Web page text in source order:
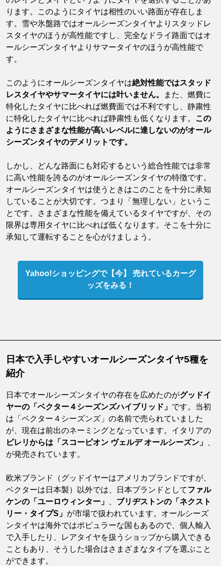
ります。このようにタイヤは相性のいい路面が存在しま
す。雪や氷盤路ではオールシーズンタイヤよりスタッドレ
スタイヤのほうが高性能ですし、完全なドライ路面ではオ
ールシーズンタイヤよりサマータイヤのほうが高性能で
す。
このようにオールシーズンタイヤは絶対性能ではスタッド
レスタイヤやサマータイヤには叶いません。
また、燃費に
特化したタイヤに比べれば燃費面では不利ですし、静粛性
に特化したタイヤに比べれば静粛性も低くなります。
この
ようにさまざまな性能が高いレベルに達しないのがオール
シーズンタイヤのデメリットです。
しかし、どんな路面にも対応するという総合性能では非常
に高い性能を誇るのがオールシーズンタイヤの特徴です。
オールシーズンタイヤは使うときはこのことを十分に承知
していることが大切です。つまり「無理しない」というこ
とです。さまざまな性能を備えているタイヤですが、その
限界は専用タイヤに比べれば低くなります。そこを十分に
承知して運転することを心がけましょう。
Yahoo!ショッピングで【今】 売れているカーグ
ッズをみる！
日本で入手しやすいオールシーズンタイヤ5種を
紹介
日本でオールシーズンタイヤの存在を広めたのがグッドイ
ヤーの「ベクター４シーズンズハイブリッド」 です。当初
は「ベクター４シーズンズ」の名前で売られていました
が、現在は前出のネーミングとなっています。イタリアの
ピレリからは「スコーピオン ヴェルデ オールシーズン」
が発売されています。
欧米ブランド（グッドイヤーはアメリカブランドですが、
ベクターは日本製）以外では、日本ブランドとしてファル
ケンの「ユーロウィンター」
ブリヂストンの「ネクスト
リー・タイプS」 が市場で扱われています。オールシーズ
ンタイヤは海外ではポピュラーな国もあるので、個人輸入
で入手したり、レアタイヤを扱うショップから購入できる
こともあり、そうした場合はさまざまなタイプを選ぶこと
ができます。